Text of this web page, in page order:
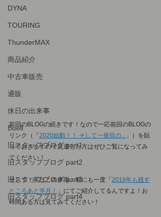
DYNA
TOURING
ThunderMAX
商品紹介
中古車販売
通販
休日の出来事
Buell
旧スタッフブログ part1
旧スタッフブログ part2
旧スタッフブログ part3
旧スタッフブログ part4
前回のBLOGの続きです！なので一応前回のBLOGの
リンク（「2020始動！！ そして一発目の...
」）を貼
っておきますので見逃した方はぜひご覧になってみ
てください！
そして！実はこの車両、前にも一度「2018年も残す
ところあと半月！
」にてご紹介してるんですよ！お
時間ある方は見てみてください！